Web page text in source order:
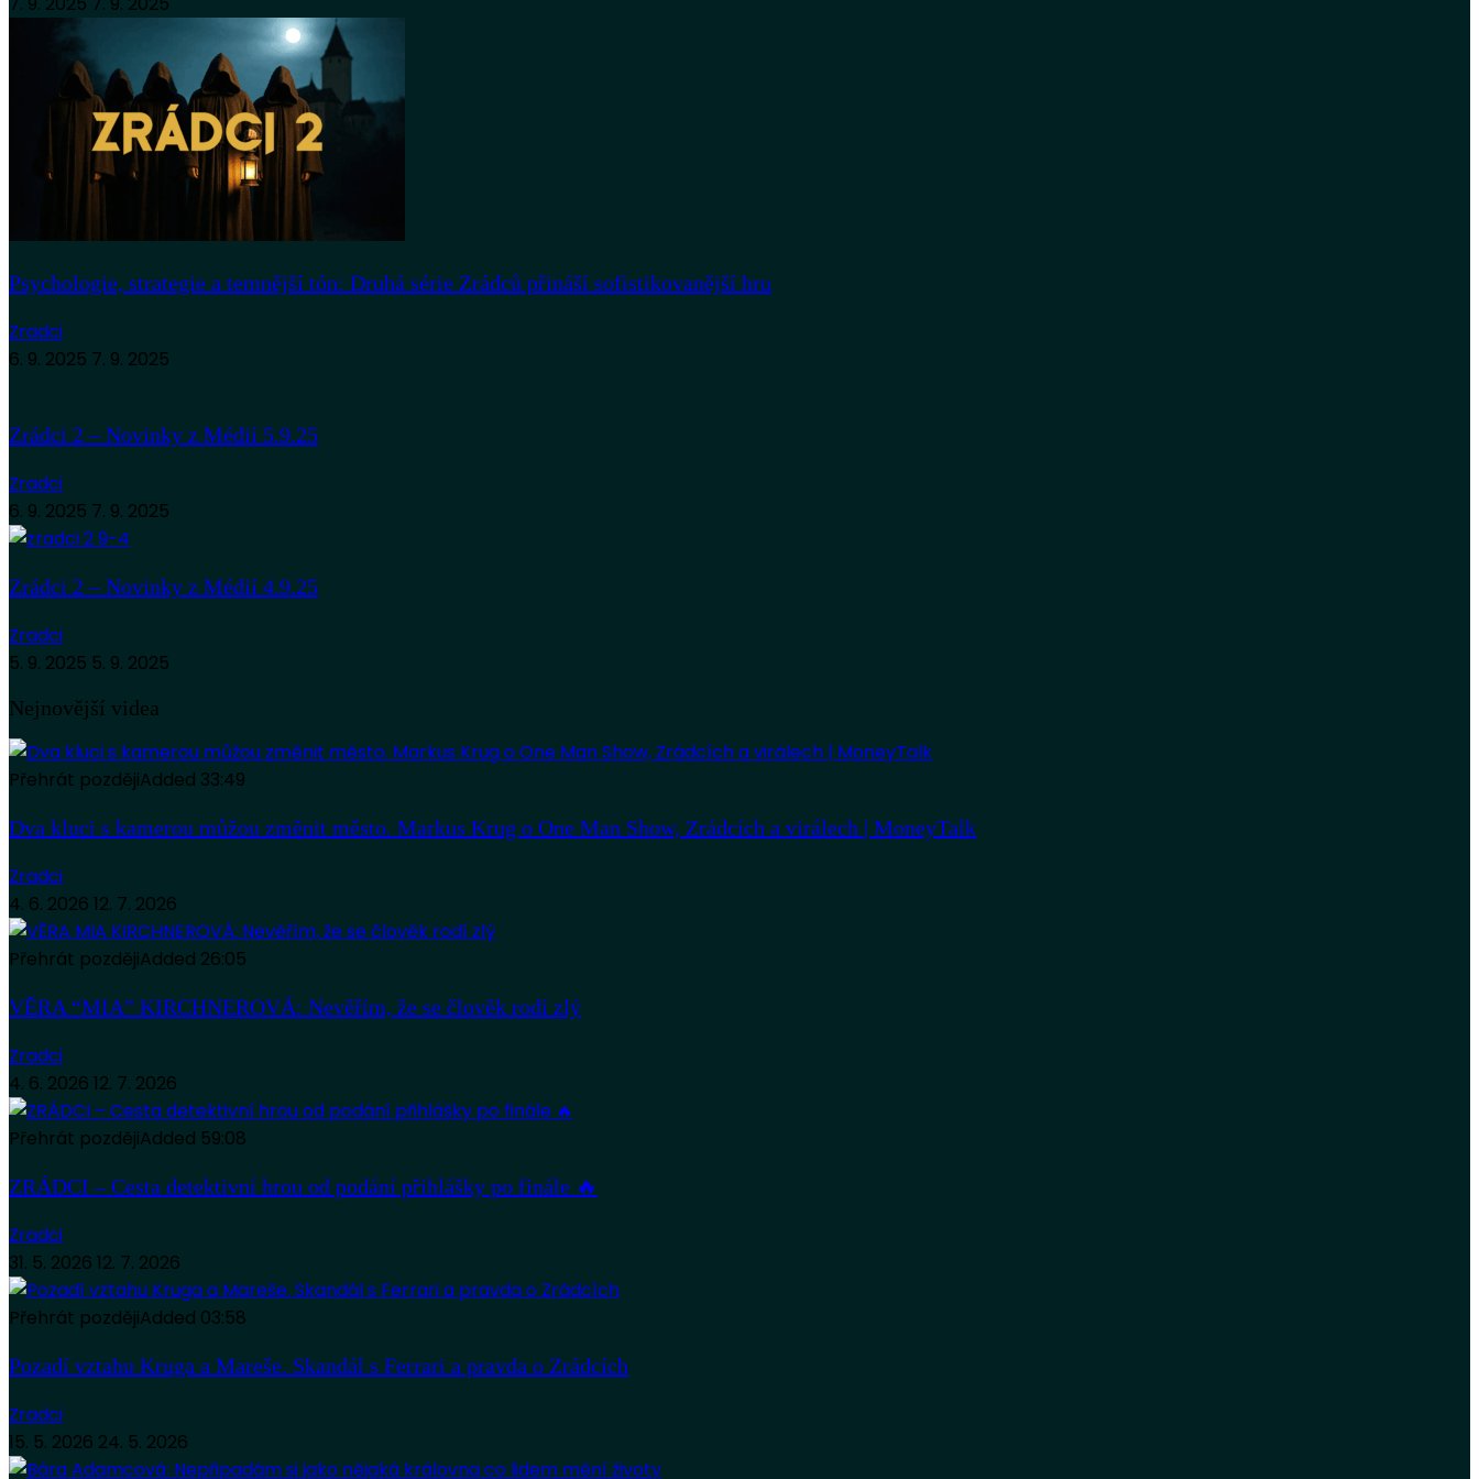
Psychologie, strategie a temnější tón: Druhá série Zrádců přináší sofistikovanější hru
Zradci
6. 9. 2025 7. 9. 2025
Zrádci 2 – Novinky z Médií 5.9.25
Zradci
6. 9. 2025 7. 9. 2025
Zrádci 2 – Novinky z Médií 4.9.25
Zradci
5. 9. 2025 5. 9. 2025
Nejnovější videa
Přehrát pozdějiAdded 33:49
Dva kluci s kamerou můžou změnit město. Markus Krug o One Man Show, Zrádcích a virálech | MoneyTalk
Zradci
4. 6. 2026 12. 7. 2026
Přehrát pozdějiAdded 26:05
VĚRA “MIA” KIRCHNEROVÁ: Nevěřím, že se člověk rodí zlý
Zradci
4. 6. 2026 12. 7. 2026
Přehrát pozdějiAdded 59:08
ZRÁDCI – Cesta detektivní hrou od podání přihlášky po finále 🔥
Zradci
31. 5. 2026 12. 7. 2026
Přehrát pozdějiAdded 03:58
Pozadí vztahu Kruga a Mareše. Skandál s Ferrari a pravda o Zrádcích
Zradci
15. 5. 2026 24. 5. 2026